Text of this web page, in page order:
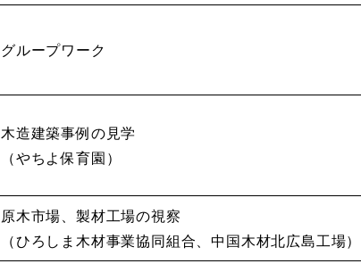
グループワーク
木造建築事例の見学
（やちよ保育園）
原木市場、製材工場の視察
（ひろしま木材事業協同組合、中国木材北広島工場）